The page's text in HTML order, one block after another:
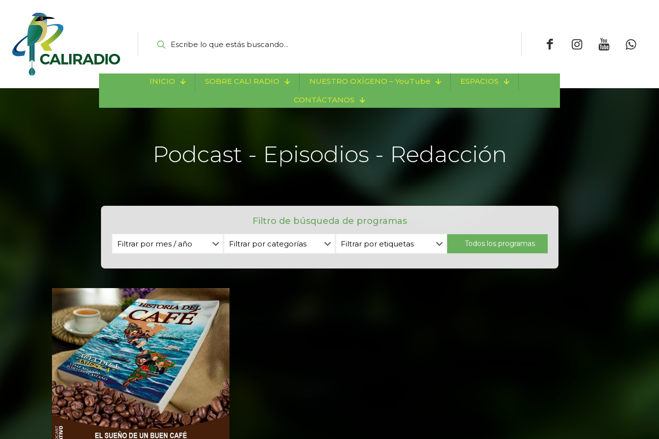
INICIO SOBRE CALI RADIO NUESTRO OXÍGENO – YouTube
ESPACIOS
CONTÁCTANOS
Podcast - Episodios - Redacción
Filtro de búsqueda de programas
Todos los programas